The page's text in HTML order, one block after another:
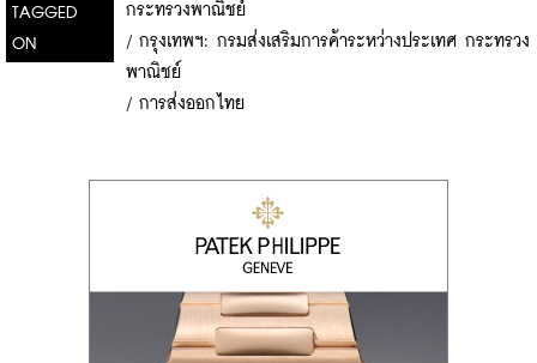
TAGGED
ON
กระทรวงพาณิชย์
/ กรุงเทพฯ: กรมส่งเสริมการค้าระหว่างประเทศ กระทรวง
พาณิชย์
/ การส่งออกไทย